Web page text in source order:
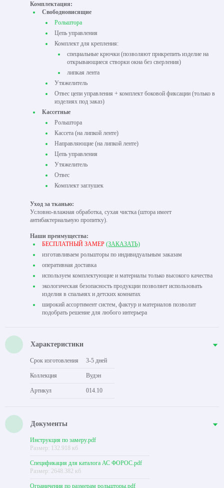
Комплектация:
Свободновисящие
Рольштора
Цепь управления
Комплект для крепления:
специальные крючки (позволяют прикрепить изделие на
открывающиеся створки окна без сверления)
липкая лента
Утяжелитель
Отвес цепи управления + комплект боковой фиксации (только в
изделиях под заказ)
Кассетные
Рольштора
Кассета (на липкой ленте)
Направляющие (на липкой ленте)
Цепь управления
Утяжелитель
Отвес
Комплект заглушек
Уход за тканью:
Условно-влажная обработка, сухая чистка (штора имеет
антибактериальную пропитку).
Наши преимущества:
БЕСПЛАТНЫЙ ЗАМЕР (ЗАКАЗАТЬ)
изготавливаем рольшторы по индивидуальным заказам
оперативная доставка
используем комплектующие и материалы только высокого качества
экологическая безопасность продукции позволяет использовать
изделия в спальнях и детских комнатах
широкий ассортимент систем, фактур и материалов позволит
подобрать решение для любого интерьера
Характеристики
Срок изготовления 3-5 дней
Коллекция Вудэн
Артикул 014.10
Документы
Инструкция по замеру.pdf
Размер: 132.918 кб
Спецификация для каталога АС ФОРОС.pdf
Размер: 2648.382 кб
Ограничения по размерам рольшторы.pdf